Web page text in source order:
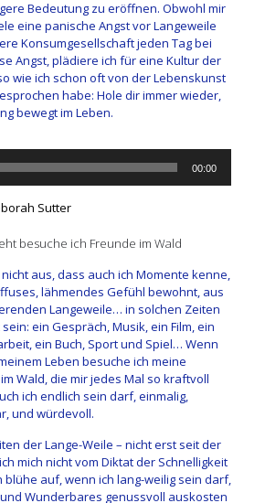
Bedeutung zu eröffnen. Obwohl mir
eine panische Angst vor Langeweile
Konsumgesellschaft jeden Tag bei
Angst, plädiere ich für eine Kultur der
wie ich schon oft von der Lebenskunst
habe: Hole dir immer wieder,
bewegt im Leben.
00:00
Sutter
besuche ich Freunde im Wald
aus, dass auch ich Momente kenne,
lähmendes Gefühl bewohnt, aus
Langeweile… in solchen Zeiten
ein Gespräch, Musik, ein Film, ein
ein Buch, Sport und Spiel… Wenn
Leben besuche ich meine
Wald, die mir jedes Mal so kraftvoll
ich endlich sein darf, einmalig,
und würdevoll.
der Lange-Weile – nicht erst seit der
mich nicht vom Diktat der Schnelligkeit
blühe auf, wenn ich lang-weilig sein darf,
Wunderbares genussvoll auskosten